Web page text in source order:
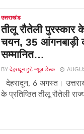
उत्तराखंड
तीलू रौतेली पुरस्कार
चयन, 35 आंगनबाड़ी
सम्मानित…
BY देहरादून टुडे न्यूज़ डेस्क
देहरादून, 6 अगस्त।
के प्रतिष्ठित तीलू रौतेली